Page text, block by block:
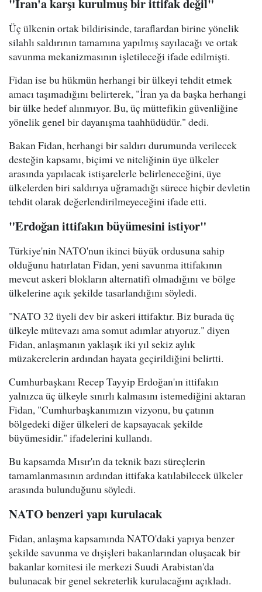
Üç ülkenin ortak bildirisinde, taraflardan birine yönelik
silahlı saldırının tamamına yapılmış sayılacağı ve ortak
savunma mekanizmasının işletileceği ifade edilmişti.
Fidan ise bu hükmün herhangi bir ülkeyi tehdit etmek
amacı taşımadığını belirterek, "İran ya da başka herhangi
bir ülke hedef alınmıyor. Bu, üç müttefikin güvenliğine
yönelik genel bir dayanışma taahhüdüdür." dedi.
Bakan Fidan, herhangi bir saldırı durumunda verilecek
desteğin kapsamı, biçimi ve niteliğinin üye ülkeler
arasında yapılacak istişarelerle belirleneceğini, üye
ülkelerden biri saldırıya uğramadığı sürece hiçbir devletin
tehdit olarak değerlendirilmeyeceğini ifade etti.
"Erdoğan ittifakın büyümesini istiyor"
Türkiye'nin NATO'nun ikinci büyük ordusuna sahip
olduğunu hatırlatan Fidan, yeni savunma ittifakının
mevcut askeri blokların alternatifi olmadığını ve bölge
ülkelerine açık şekilde tasarlandığını söyledi.
"NATO 32 üyeli dev bir askeri ittifaktır. Biz burada üç
ülkeyle mütevazı ama somut adımlar atıyoruz." diyen
Fidan, anlaşmanın yaklaşık iki yıl sekiz aylık
müzakerelerin ardından hayata geçirildiğini belirtti.
Cumhurbaşkanı Recep Tayyip Erdoğan'ın ittifakın
yalnızca üç ülkeyle sınırlı kalmasını istemediğini aktaran
Fidan, "Cumhurbaşkanımızın vizyonu, bu çatının
bölgedeki diğer ülkeleri de kapsayacak şekilde
büyümesidir." ifadelerini kullandı.
Bu kapsamda Mısır'ın da teknik bazı süreçlerin
tamamlanmasının ardından ittifaka katılabilecek ülkeler
arasında bulunduğunu söyledi.
NATO benzeri yapı kurulacak
Fidan, anlaşma kapsamında NATO'daki yapıya benzer
şekilde savunma ve dışişleri bakanlarından oluşacak bir
bakanlar komitesi ile merkezi Suudi Arabistan'da
bulunacak bir genel sekreterlik kurulacağını açıkladı.